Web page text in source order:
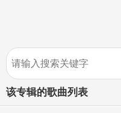
该专辑的歌曲列表